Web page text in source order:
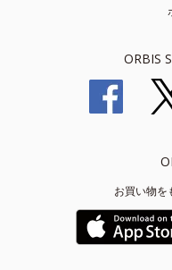
ORBIS
お買い物を